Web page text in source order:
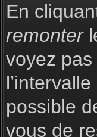
En
remonter
voyez
possible
vous de